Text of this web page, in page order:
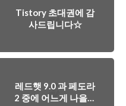
Tistory 초대권에 감
사드립니다☆
레드햇 9.0 과 페도라
2 중에 어느게 나을까